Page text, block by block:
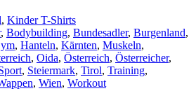
, Kinder T-Shirts
, Bodybuilding, Bundesadler, Burgenland,
, Hanteln, Kärnten, Muskeln,
, Oida, Österreich, Österreicher,
, Steiermark, Tirol, Training,
, Wien, Workout